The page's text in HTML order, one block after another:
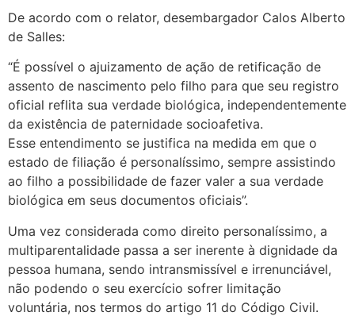
De acordo com o relator, desembargador Calos Alberto
de Salles:
“É possível o ajuizamento de ação de retificação de
assento de nascimento pelo filho para que seu registro
oficial reflita sua verdade biológica, independentemente
da existência de paternidade socioafetiva.
Esse entendimento se justifica na medida em que o
estado de filiação é personalíssimo, sempre assistindo
ao filho a possibilidade de fazer valer a sua verdade
biológica em seus documentos oficiais”.
Uma vez considerada como direito personalíssimo, a
multiparentalidade passa a ser inerente à dignidade da
pessoa humana, sendo intransmissível e irrenunciável,
não podendo o seu exercício sofrer limitação
voluntária, nos termos do artigo 11 do Código Civil.